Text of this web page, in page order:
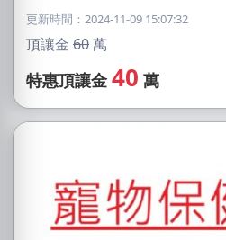
更新時間：2024-11-09 15:07:32
頂讓金 60萬
特惠頂讓金 40 萬